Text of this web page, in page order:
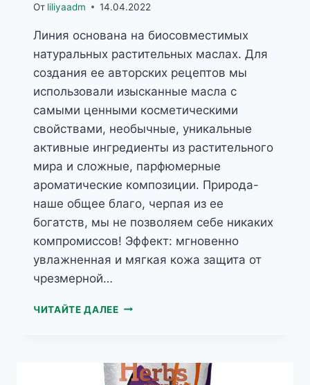
От liliyaadm 14.04.2022
Линия основана на биосовместимых
натуральных растительных маслах. Для
создания ее авторских рецептов мы
использовали изысканные масла с
самыми ценными косметическими
свойствами, необычные, уникальные
активные ингредиенты из растительного
мира и сложные, парфюмерные
ароматические композиции. Природа-
наше общее благо, черпая из ее
богатств, мы не позволяем себе никаких
компромиссов! Эффект: мгновенно
увлажненная и мягкая кожа защита от
чрезмерной…
ЧИТАЙТЕ ДАЛЕЕHERBS
КОЛЛАГЕН,
КРЕМ